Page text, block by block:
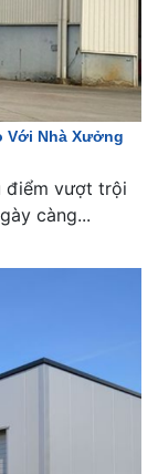
Với Nhà Xưởng
điểm vượt trội
càng...